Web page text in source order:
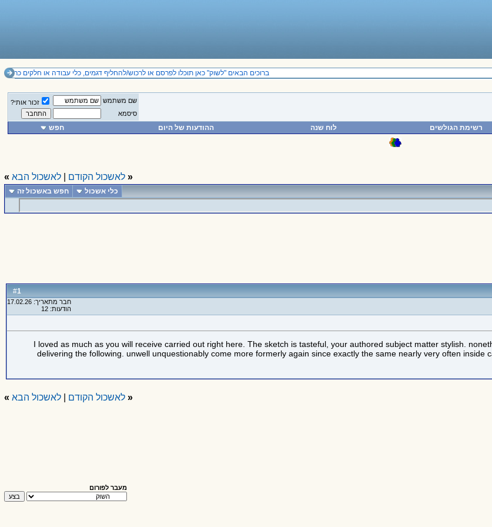
ברוכים הבאים "לשוק" כאן תוכלו לפרסם או לרכוש/להחליף דגמים, כלי עבודה או חלקים
שם משתמש
זכור אותי?
סיסמא
רשימת הגולשים לוח שנה ההודעות של היום חפש
« לאשכול הקודם לאשכול הבא »
כלי אשכול חפש באשכול זה
#
1
חבר מתאריך: 17.02.26
הודעות: 12
I loved as much as you will receive carried out right here. The sketch is tasteful, your authored subject matter stylish.
delivering the following. unwell unquestionably come more formerly again since exactly the same nearly very often inside
« לאשכול הקודם |לאשכול הבא »
מעבר לפורום